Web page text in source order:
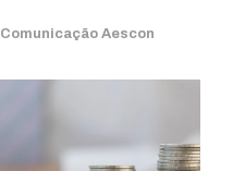
Comunicação Aescon